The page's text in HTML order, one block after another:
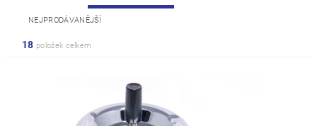
NEJPRODÁVANĚJŠÍ
18 položek celkem